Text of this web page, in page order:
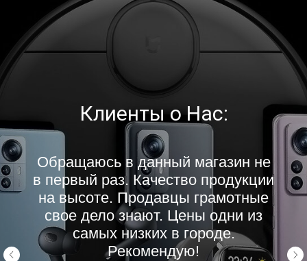
Клиенты о Нас:
Обращаюсь в данный магазин не
в первый раз. Качество продукции
на высоте. Продавцы грамотные
свое дело знают. Цены одни из
самых низких в городе.
Рекомендую!